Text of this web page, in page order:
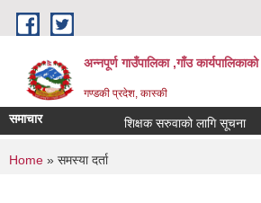
Skip to main content
अन्नपूर्ण गाउँपालिका ,गाँउ कार्यपालिकाको
गण्डकी प्रदेश, कास्की
समाचार शिक्षक सरुवाको लागि सूचना
You are here
Home » समस्या दर्ता